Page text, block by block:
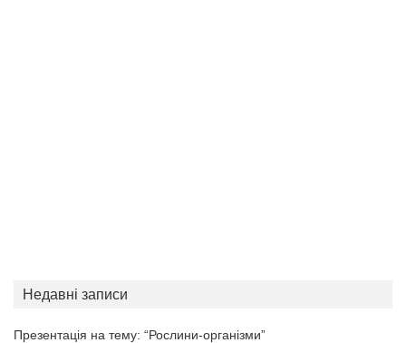
Недавні записи
Презентація на тему: “Рослини-організми”